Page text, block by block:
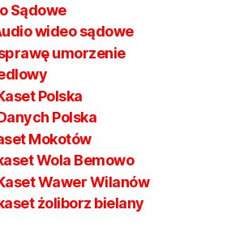
Sądowe
wideo sądowe
umorzenie
Polska
Polska
Mokotów
Wola Bemowo
Wawer Wilanów
żoliborz bielany